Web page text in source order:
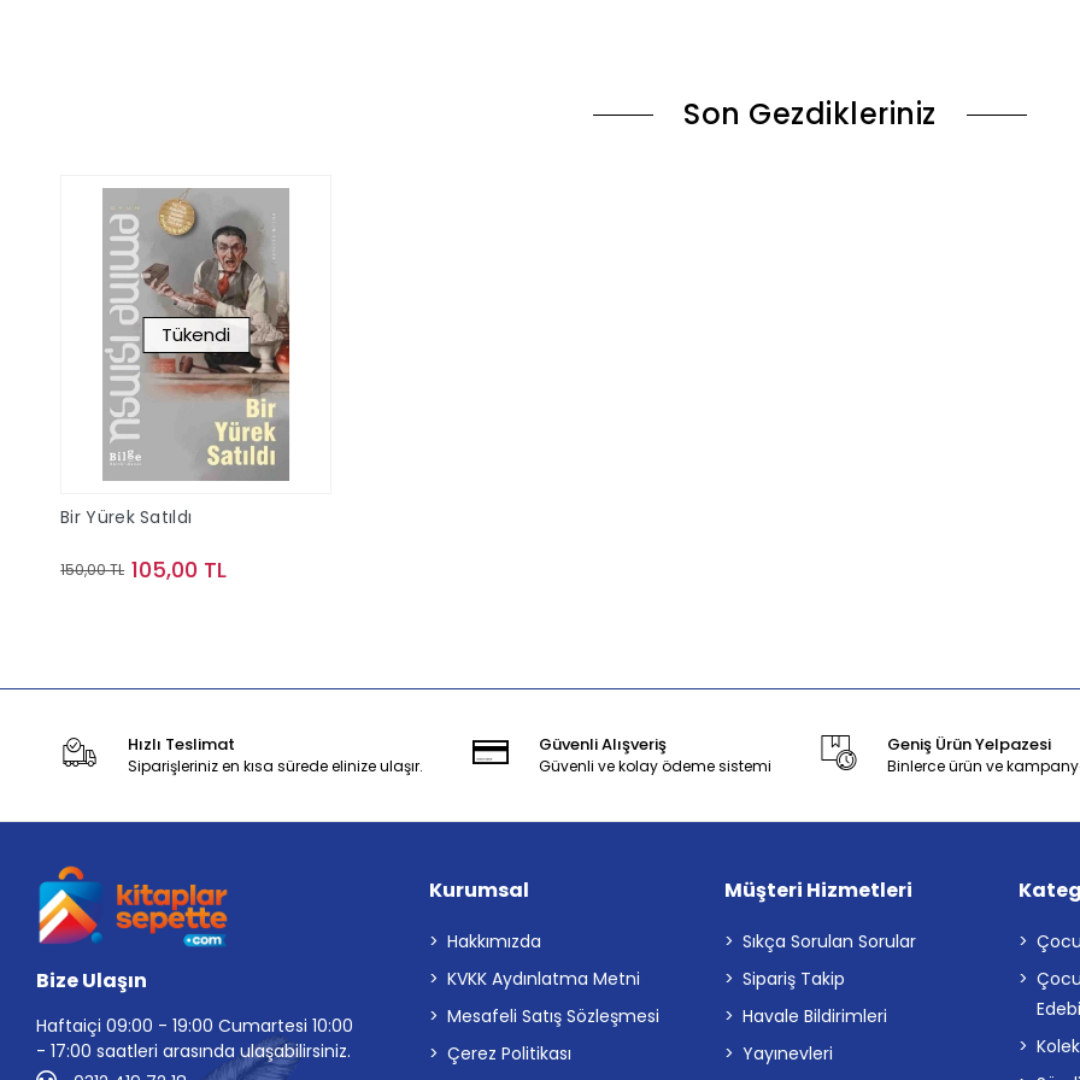
Son Gezdikleriniz
Tükendi
Bir Yürek Satıldı
150,00 TL 105,00 TL
Hızlı Teslimat
Siparişleriniz en kısa sürede elinize ulaşır.
Güvenli Alışveriş
Güvenli ve kolay ödeme sistemi
Geniş Ürün Yelpazesi
Binlerce ürün ve
Bize Ulaşın
Haftaiçi 09:00 - 19:00 Cumartesi 10:00
- 17:00 saatleri arasında ulaşabilirsiniz.
Kurumsal
Hakkımızda
KVKK Aydınlatma Metni
Mesafeli Satış Sözleşmesi
Çerez Politikası
Müşteri Hizmetleri
Sıkça Sorulan Sorular
Sipariş Takip
Havale Bildirimleri
Yayınevleri